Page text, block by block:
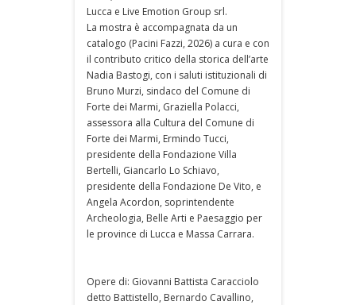
Lucca e Live Emotion Group srl.
La mostra è accompagnata da un
catalogo (Pacini Fazzi, 2026) a cura e con
il contributo critico della storica dell’arte
Nadia Bastogi, con i saluti istituzionali di
Bruno Murzi, sindaco del Comune di
Forte dei Marmi, Graziella Polacci,
assessora alla Cultura del Comune di
Forte dei Marmi, Ermindo Tucci,
presidente della Fondazione Villa
Bertelli, Giancarlo Lo Schiavo,
presidente della Fondazione De Vito, e
Angela Acordon, soprintendente
Archeologia, Belle Arti e Paesaggio per
le province di Lucca e Massa Carrara.
Opere di: Giovanni Battista Caracciolo
detto Battistello, Bernardo Cavallino,